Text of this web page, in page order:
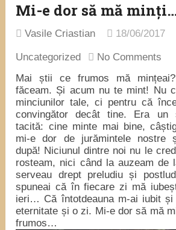
Mi-e dor să mă
Vasile Criastian 18/06/2017
Uncategorized
No Comments
Mai știi ce frumos mă
făceam. Și acum nu te mint! Nu
minciunilor tale, ci pentru că
convingător decât tine. Era un
tacită: cine minte mai bine,
mi-e dor de jurămintele nostre
după! Niciunul dintre noi nu le
rosteam, nici când la auzeam de
serveau drept preludiu și
spuneai că în fiecare zi mă
ieri… Că întotdeauna m-ai iubit
eternitate și o zi. Mi-e dor să mă
frumos…